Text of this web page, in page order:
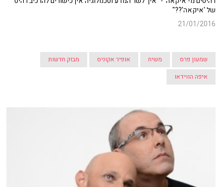
של 'איקאה'??"
21/01/2016
שמעון פרס משיח אופיר אקוניס
מבזק חדשות
איפה הווידאו